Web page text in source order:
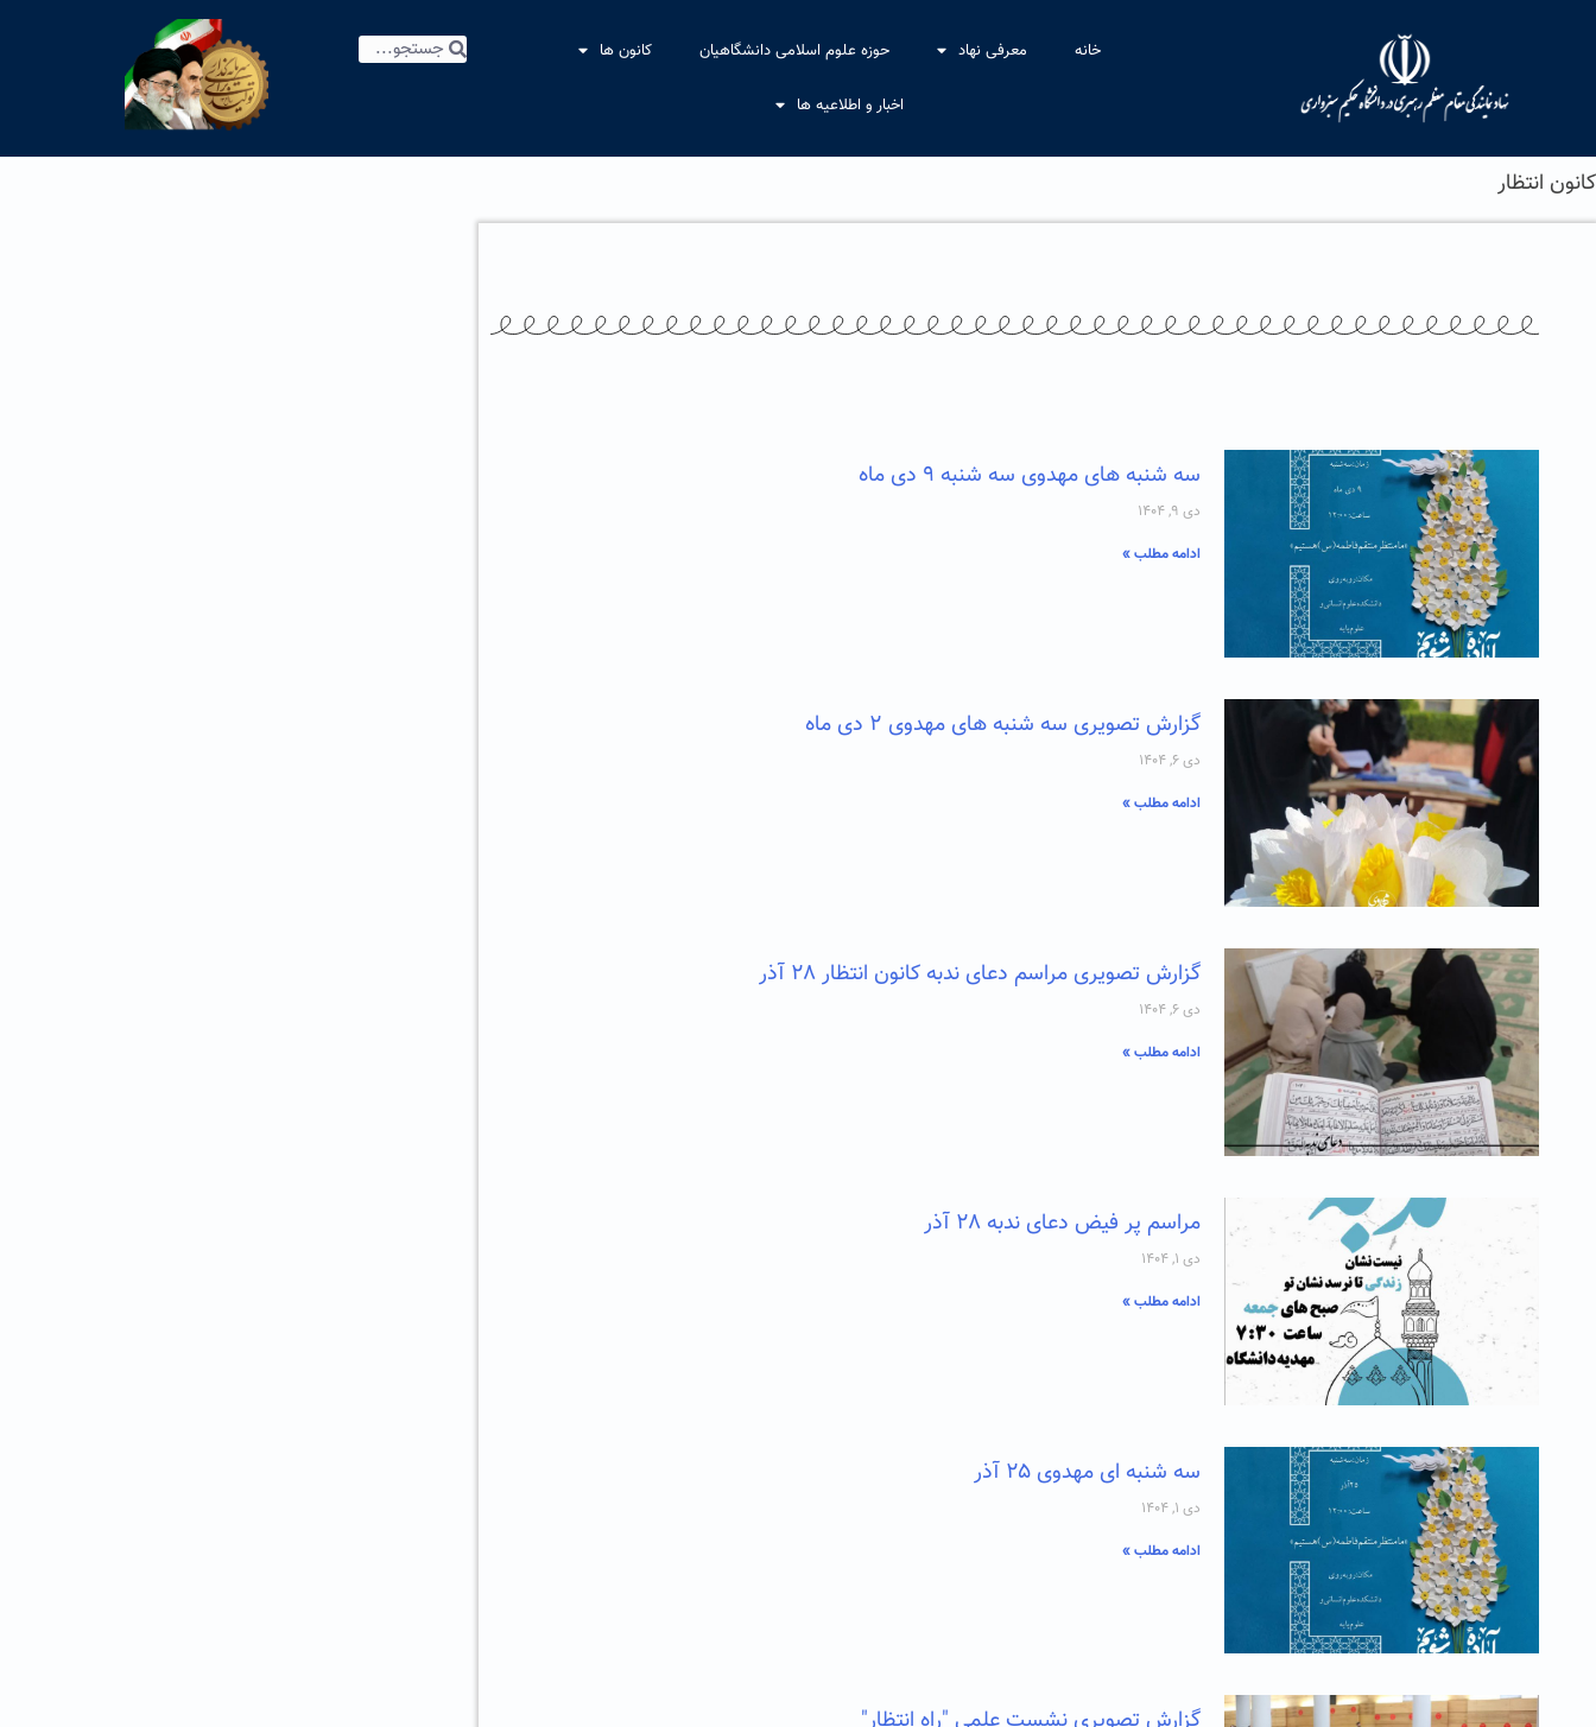
خانه معرفی نهاد حوزه علوم اسلامی دانشگاهیان کانون ها
اخبار و اطلاعیه ها
کانون انتظار
سه شنبه های مهدوی سه شنبه ۹ دی ماه
دی ۹, ۱۴۰۴
ادامه مطلب »
گزارش تصویری سه شنبه های مهدوی ۲ دی ماه
دی ۶, ۱۴۰۴
ادامه مطلب »
گزارش تصویری مراسم دعای ندبه کانون انتظار ۲۸ آذر
دی ۶, ۱۴۰۴
ادامه مطلب »
مراسم پر فیض دعای ندبه ۲۸ آذر
دی ۱, ۱۴۰۴
ادامه مطلب »
سه شنبه ای مهدوی ۲۵ آذر
دی ۱, ۱۴۰۴
ادامه مطلب »